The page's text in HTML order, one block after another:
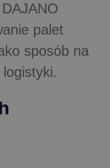
palet
sposób na